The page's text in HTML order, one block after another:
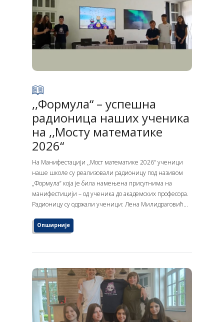
,,Формула“ – успешна
радионица наших ученика
на ,,Мосту математике
2026“
На Манифестацији ,,Мост математике 2026“ ученици
наше школе су реализовали радионицу под називом
„Формула“ која је била намењена присутнима на
манифестицији – од ученика до академских професора.
Радионицу су одржали ученици: Лена Милидраговић...
Опширније